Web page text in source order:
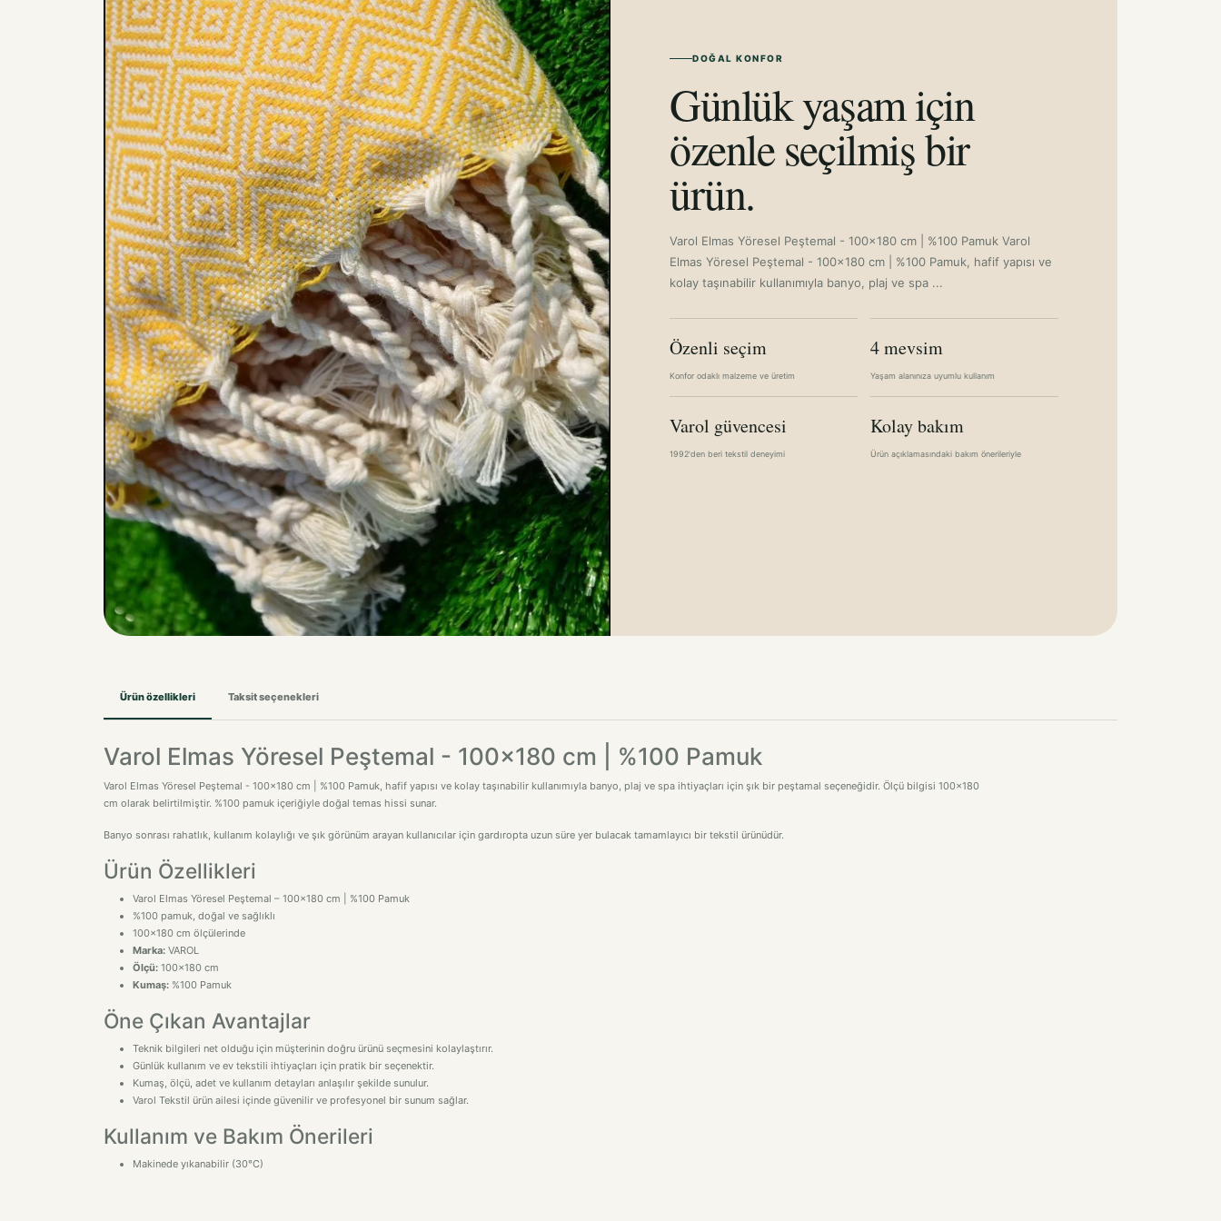
SARI-100X180CM
DOĞAL KONFOR
Günlük yaşam için
özenle seçilmiş bir
ürün.
Varol Elmas Yöresel Peştemal - 100x180 cm | %100 Pamuk Varol
Elmas Yöresel Peştemal - 100x180 cm | %100 Pamuk, hafif yapısı ve
kolay taşınabilir kullanımıyla banyo, plaj ve spa ...
Özenli seçim
Konfor odaklı malzeme ve üretim
4 mevsim
Yaşam alanınıza uyumlu kullanım
Varol güvencesi
1992'den beri tekstil deneyimi
Kolay bakım
Ürün açıklamasındaki bakım önerileriyle
Ürün özellikleri Taksit seçenekleri
Varol Elmas Yöresel Peştemal - 100x180 cm | %100 Pamuk
Varol Elmas Yöresel Peştemal - 100x180 cm | %100 Pamuk, hafif yapısı ve kolay taşınabilir kullanımıyla banyo, plaj ve spa ihtiyaçları için şık bir peştamal seçeneğidir. Ölçü bilgisi 100x180
cm olarak belirtilmiştir. %100 pamuk içeriğiyle doğal temas hissi sunar.
Banyo sonrası rahatlık, kullanım kolaylığı ve şık görünüm arayan kullanıcılar için gardıropta uzun süre yer bulacak tamamlayıcı bir tekstil ürünüdür.
Ürün Özellikleri
Varol Elmas Yöresel Peştemal – 100x180 cm | %100 Pamuk
%100 pamuk, doğal ve sağlıklı
100x180 cm ölçülerinde
Marka: VAROL
Ölçü: 100x180 cm
Kumaş: %100 Pamuk
Öne Çıkan Avantajlar
Teknik bilgileri net olduğu için müşterinin doğru ürünü seçmesini kolaylaştırır.
Günlük kullanım ve ev tekstili ihtiyaçları için pratik bir seçenektir.
Kumaş, ölçü, adet ve kullanım detayları anlaşılır şekilde sunulur.
Varol Tekstil ürün ailesi içinde güvenilir ve profesyonel bir sunum sağlar.
Kullanım ve Bakım Önerileri
Makinede yıkanabilir (30°C)